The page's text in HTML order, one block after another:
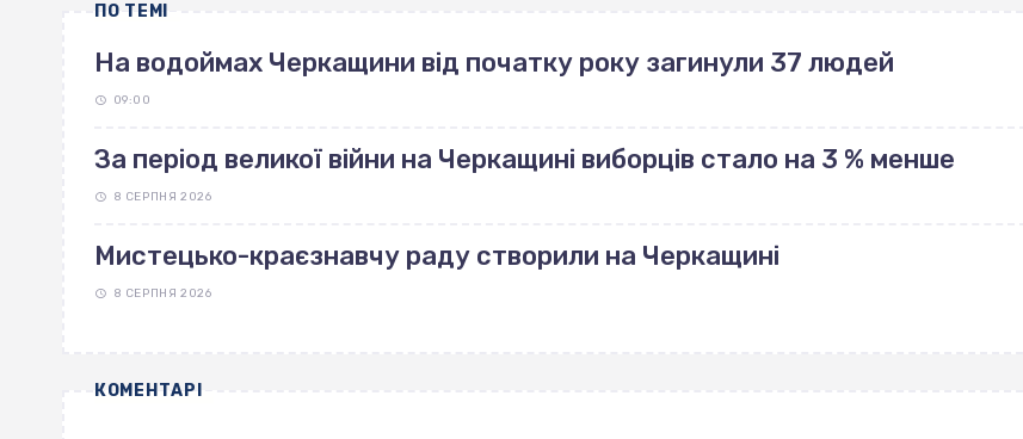
ПО ТЕМІ
На водоймах Черкащини від початку року загинули 37 людей
09:00
За період великої війни на Черкащині виборців стало на 3 % менше
8 СЕРПНЯ 2026
Мистецько-краєзнавчу раду створили на Черкащині
8 СЕРПНЯ 2026
КОМЕНТАРІ